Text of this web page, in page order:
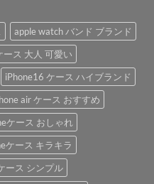
apple watch バンド ブランド
ース 大人 可愛い
iPhone16 ケース ハイブランド
air ケース おすすめ
ケース おしゃれ
ケース キラキラ
ース シンプル